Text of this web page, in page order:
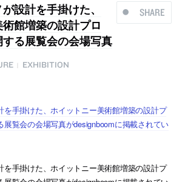
SHARE
設計を手掛けた、
館増築の設計プロ
る展覧会の会場写真
EXHIBITION
を手掛けた、ホイットニー美術館増築の設計プ
展覧会の会場写真がdesignboomに掲載されてい
を手掛けた、ホイットニー美術館増築の設計プ